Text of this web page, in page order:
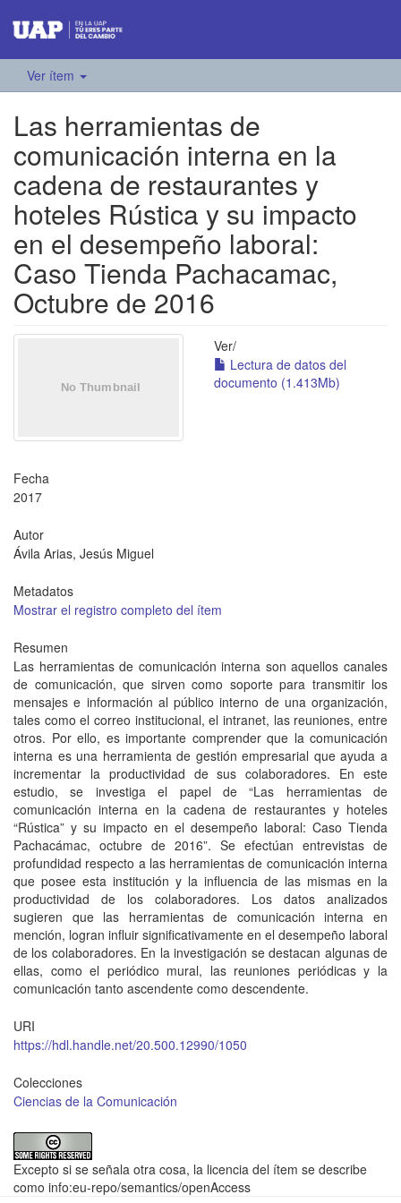
Ver ítem
Las herramientas de
comunicación interna en la
cadena de restaurantes y
hoteles Rústica y su impacto
en el desempeño laboral:
Caso Tienda Pachacamac,
Octubre de 2016
Ver/
Lectura de datos del
documento (1.413Mb)
Fecha
2017
Autor
Ávila Arias, Jesús Miguel
Metadatos
Mostrar el registro completo del ítem
Resumen
Las herramientas de comunicación interna son aquellos canales
de comunicación, que sirven como soporte para transmitir los
mensajes e información al público interno de una organización,
tales como el correo institucional, el intranet, las reuniones, entre
otros. Por ello, es importante comprender que la comunicación
interna es una herramienta de gestión empresarial que ayuda a
incrementar la productividad de sus colaboradores. En este
estudio, se investiga el papel de “Las herramientas de
comunicación interna en la cadena de restaurantes y hoteles
“Rústica” y su impacto en el desempeño laboral: Caso Tienda
Pachacámac, octubre de 2016”. Se efectúan entrevistas de
profundidad respecto a las herramientas de comunicación interna
que posee esta institución y la influencia de las mismas en la
productividad de los colaboradores. Los datos analizados
sugieren que las herramientas de comunicación interna en
mención, logran influir significativamente en el desempeño laboral
de los colaboradores. En la investigación se destacan algunas de
ellas, como el periódico mural, las reuniones periódicas y la
comunicación tanto ascendente como descendente.
URI
https://hdl.handle.net/20.500.12990/1050
Colecciones
Ciencias de la Comunicación
Excepto si se señala otra cosa, la licencia del ítem se describe
como info:eu-repo/semantics/openAccess